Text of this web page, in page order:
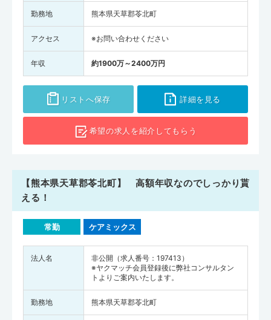
勤務地 熊本県天草郡苓北町
アクセス ※お問い合わせください
年収 約1900万～2400万円
リストへ保存 詳細を見る
希望の求人を紹介してもらう
【熊本県天草郡苓北町】 高額年収なのでしっかり貰
える！
常勤 ケアミックス
法人名
非公開（求人番号：197413）
※ヤクマッチ会員登録後に弊社コンサルタン
トよりご案内いたします。
勤務地 熊本県天草郡苓北町